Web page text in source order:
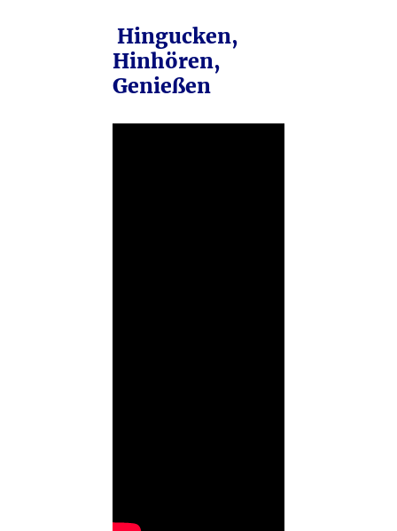
Hingucken,
Hinhören,
Genießen